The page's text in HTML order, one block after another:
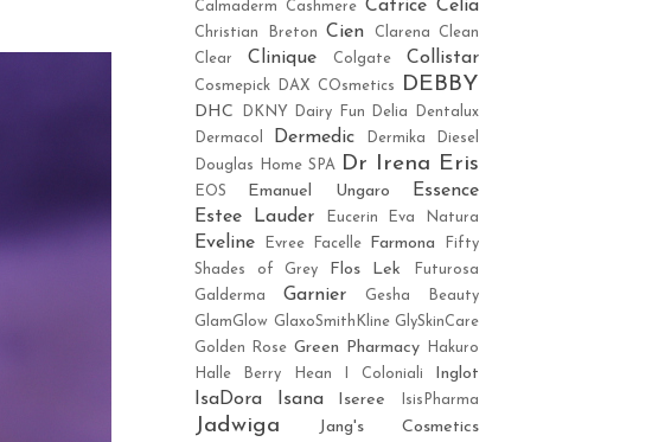
Calmaderm
Cashmere Catrice Celia
Christian Breton Cien Clarena
Clean
Clear
Clinique Colgate Collistar
Cosmepick DAX COsmetics DEBBY
DHC DKNY Dairy Fun Delia
Dentalux
Dermacol
Dermedic Dermika
Diesel
Douglas Home SPA Dr Irena Eris
EOS Emanuel Ungaro
Essence
Estee Lauder
Eucerin Eva Natura
Eveline Evree Facelle Farmona
Fifty
Shades of Grey
Flos Lek
Futurosa
Galderma
Garnier
Gesha Beauty
GlamGlow GlaxoSmithKline GlySkinCare
Golden Rose Green Pharmacy
Hakuro
Halle Berry
Hean I Coloniali Inglot
IsaDora Isana Iseree IsisPharma
Jadwiga Jang's Cosmetics